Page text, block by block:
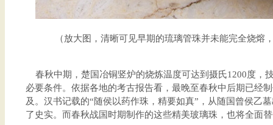
（放大图，清晰可见早期的琉璃管珠并未能完全烧熔
春秋中期，楚国冶铜竖炉的烧炼温度可达到摄氏1200度，
必要条件。依据各地的考古报告看，最晚至春秋中后期已经
及。汉书记载的“随侯以药作珠，精要如真”，从随国曾侯乙
了史实。而春秋战国时期制作的这些精美玻璃珠，也将全面